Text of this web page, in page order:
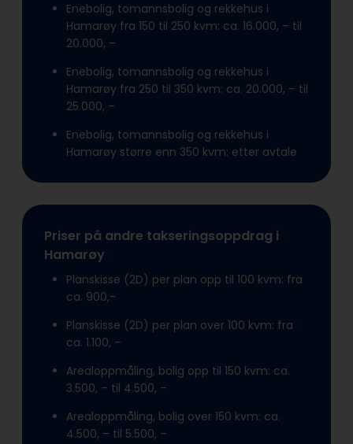
Enebolig, tomannsbolig og rekkehus i
Hamarøy fra 150 til 250 kvm: ca. 16.000, – til
20.000, –
Enebolig, tomannsbolig og rekkehus i
Hamarøy fra 250 til 350 kvm: ca. 20.000, – til
25.000, –
Enebolig, tomannsbolig og rekkehus i
Hamarøy større enn 350 kvm: etter avtale
Priser på andre takseringsoppdrag i
Hamarøy
Planskisse (2D) per plan opp til 100 kvm: fra
ca. 900,-
Planskisse (2D) per plan over 100 kvm: fra
ca. 1.100, –
Arealoppmåling, bolig opp til 150 kvm: ca.
3.500, – til 4.500, –
Arealoppmåling, bolig over 150 kvm: ca.
4.500, – til 5.500, –